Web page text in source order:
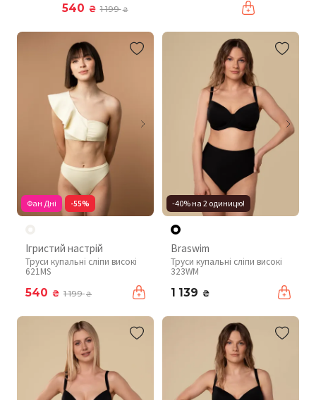
540 ₴ 1 199₴
Фан Дні -55%
Ігристий настрій
Труси купальні сліпи високі
621MS
540 ₴ 1 199₴
-40% на 2 одиницю!
Braswim
Труси купальні сліпи високі
323WM
1 139 ₴